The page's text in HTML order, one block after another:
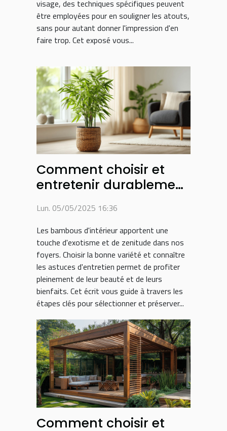
visage, des techniques spécifiques peuvent
être employées pour en souligner les atouts,
sans pour autant donner l'impression d'en
faire trop. Cet exposé vous...
Comment choisir et
entretenir durablement
d'intérieur
Lun. 05/05/2025 16:36
Les bambous d'intérieur apportent une
touche d'exotisme et de zenitude dans nos
foyers. Choisir la bonne variété et connaître
les astuces d'entretien permet de profiter
pleinement de leur beauté et de leurs
bienfaits. Cet écrit vous guide à travers les
étapes clés pour sélectionner et préserver...
Comment choisir et